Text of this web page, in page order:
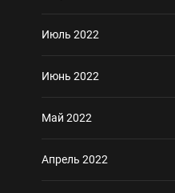
Июль 2022
Июнь 2022
Май 2022
Апрель 2022